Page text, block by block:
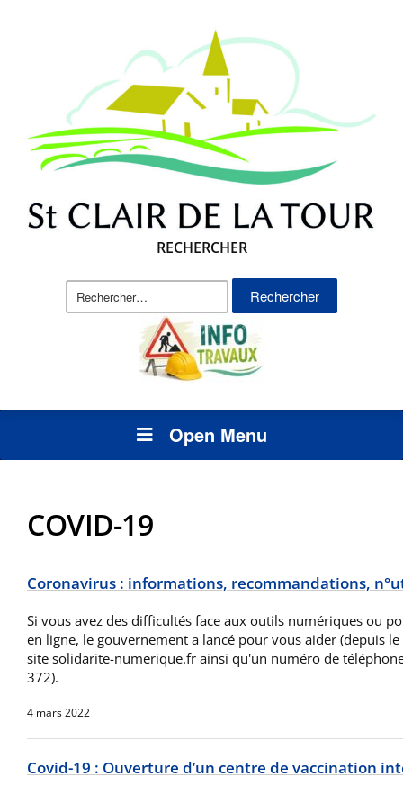
RECHERCHER
Rechercher :
Open Menu
COVID-19
Coronavirus : informations, recommandations,
Si vous avez des difficultés face aux outils numériques ou
en ligne, le gouvernement a lancé pour vous aider (depuis
site solidarite-numerique.fr ainsi qu'un numéro de
372).
4 mars 2022
Covid-19 : Ouverture d’un centre de vaccination